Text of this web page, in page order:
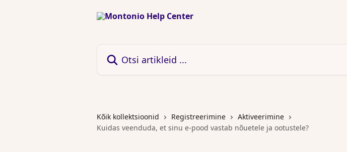
Kõik kollektsioonid Registreerimine
Aktiveerimine
Kuidas veenduda, et sinu e-pood vastab nõuetele ja ootustele?